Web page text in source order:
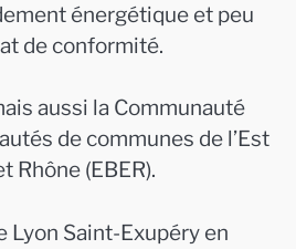
énergétique et peu
de conformité.
aussi la Communauté
de communes de l’Est
Rhône (EBER).
Lyon Saint-Exupéry en